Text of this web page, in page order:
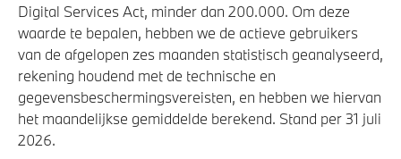
Digital Services Act, minder dan 200.000. Om deze
waarde te bepalen, hebben we de actieve gebruikers
van de afgelopen zes maanden statistisch geanalyseerd,
rekening houdend met de technische en
gegevensbeschermingsvereisten, en hebben we hiervan
het maandelijkse gemiddelde berekend. Stand per 31 juli
2026.